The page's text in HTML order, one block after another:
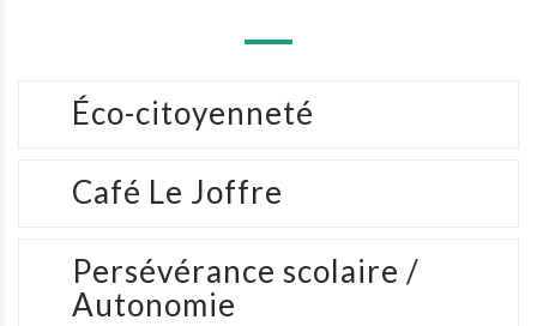
Éco-citoyenneté
Café Le Joffre
Persévérance scolaire /
Autonomie